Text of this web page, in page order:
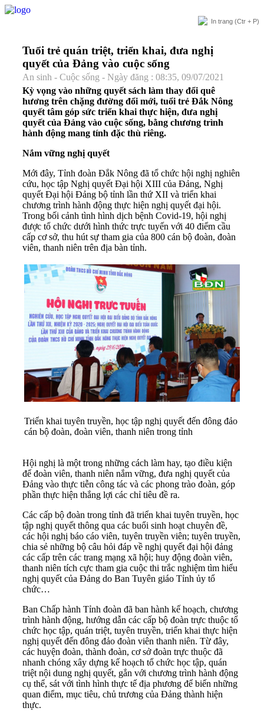
In trang (Ctr + P)
Tuổi trẻ quán triệt, triển khai, đưa nghị
quyết của Đảng vào cuộc sống
An sinh - Cuộc sống - Ngày đăng : 08:35, 09/07/2021
Kỳ vọng vào những quyết sách làm thay đổi quê
hương trên chặng đường đổi mới, tuổi trẻ Đắk Nông
quyết tâm góp sức triển khai thực hiện, đưa nghị
quyết của Đảng vào cuộc sống, bằng chương trình
hành động mang tính đặc thù riêng.
Nắm vững nghị quyết
Mới đây, Tỉnh đoàn Đắk Nông đã tổ chức hội nghị nghiên
cứu, học tập Nghị quyết Đại hội XIII của Đảng, Nghị
quyết Đại hội Đảng bộ tỉnh lần thứ XII và triển khai
chương trình hành động thực hiện nghị quyết đại hội.
Trong bối cảnh tình hình dịch bệnh Covid-19, hội nghị
được tổ chức dưới hình thức trực tuyến với 40 điểm cầu
cấp cơ sở, thu hút sự tham gia của 800 cán bộ đoàn, đoàn
viên, thanh niên trên địa bàn tỉnh.
Triển khai tuyên truyền, học tập nghị quyết đến đông đảo
cán bộ đoàn, đoàn viên, thanh niên trong tỉnh
Hội nghị là một trong những cách làm hay, tạo điều kiện
để đoàn viên, thanh niên nắm vững, đưa nghị quyết của
Đảng vào thực tiễn công tác và các phong trào đoàn, góp
phần thực hiện thắng lợi các chỉ tiêu đề ra.
Các cấp bộ đoàn trong tỉnh đã triển khai tuyên truyền, học
tập nghị quyết thông qua các buổi sinh hoạt chuyên đề,
các hội nghị báo cáo viên, tuyên truyền viên; tuyên truyền,
chia sẻ những bộ câu hỏi đáp về nghị quyết đại hội đảng
các cấp trên các trang mạng xã hội; huy động đoàn viên,
thanh niên tích cực tham gia cuộc thi trắc nghiệm tìm hiểu
nghị quyết của Đảng do Ban Tuyên giáo Tỉnh ủy tổ
chức…
Ban Chấp hành Tỉnh đoàn đã ban hành kế hoạch, chương
trình hành động, hướng dẫn các cấp bộ đoàn trực thuộc tổ
chức học tập, quán triệt, tuyên truyền, triển khai thực hiện
nghị quyết đến đông đảo đoàn viên thanh niên. Từ đây,
các huyện đoàn, thành đoàn, cơ sở đoàn trực thuộc đã
nhanh chóng xây dựng kế hoạch tổ chức học tập, quán
triệt nội dung nghị quyết, gắn với chương trình hành động
cụ thể, sát với tình hình thực tế địa phương để biến những
quan điểm, mục tiêu, chủ trương của Đảng thành hiện
thực.